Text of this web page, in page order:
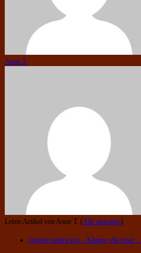
Anne T.
Letzte Artikel von Anne T. (Alle anzeigen)
Jugend unterwegs – Klappe, die erste…